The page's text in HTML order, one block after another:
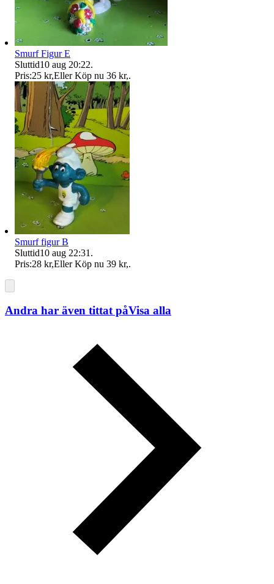
Smurf Figur E
Sluttid10 aug 20:22.
Pris:25 kr,Eller Köp nu 36 kr,.
Smurf figur B
Sluttid10 aug 22:31 .
Pris:28 kr,Eller Köp nu 39 kr,.
Andra har även tittat påVisa alla